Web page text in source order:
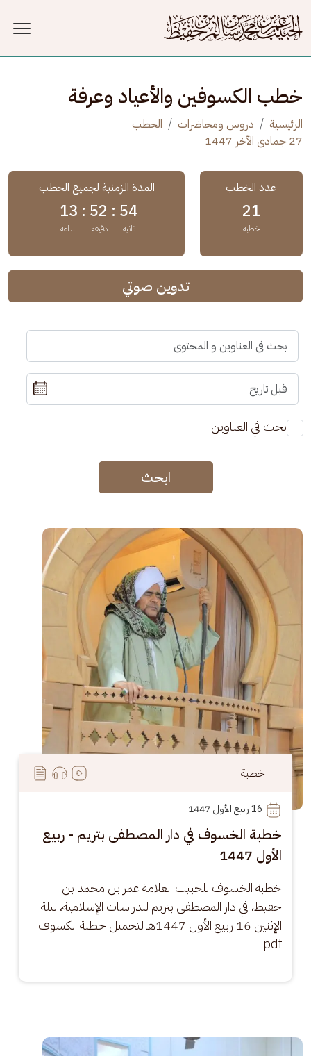
خطب الكسوفين والأعياد وعرفة
الرئيسية دروس ومحاضرات
الخطب
27 جمادى الآخر 1447
عدد الخطب
21
خطبة
المدة الزمنية لجميع الخطب
54 :
ثانية
52 :
دقيقة
13
ساعة
تدوين صوتي
بحث في العناوين
ابحث
الصورة
خطبة
16
خطبة الخسوف في دار المصطفى بتريم - ربيع
الأول 1447
خطبة الخسوف للحبيب العلامة عمر بن محمد بن
حفيظ، في دار المصطفى بتريم للدراسات الإسلامية، ليلة
الإثنين 16 ربيع الأول 1447هـ لتحميل خطبة الكسوف
pdf
الصورة